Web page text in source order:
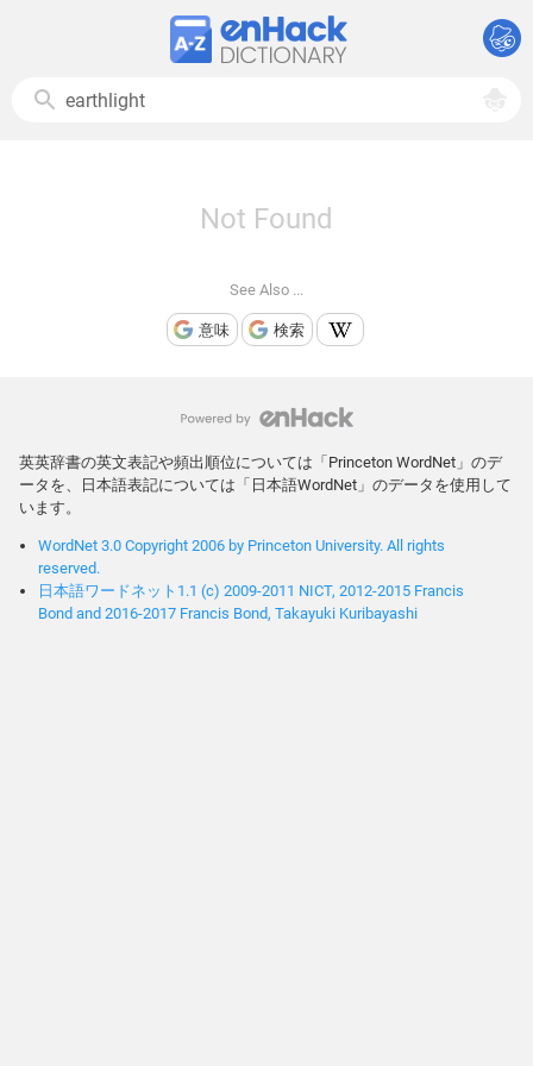
Not Found
See Also ...
意味 検索
英英辞書の英文表記や頻出順位については「Princeton WordNet」のデ
ータを、日本語表記については「日本語WordNet」のデータを使用して
います。
WordNet 3.0 Copyright 2006 by Princeton University. All rights
reserved.
日本語ワードネット1.1 (c) 2009-2011 NICT, 2012-2015 Francis
Bond and 2016-2017 Francis Bond, Takayuki Kuribayashi